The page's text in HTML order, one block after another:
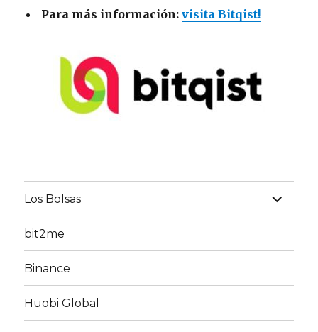
Para más información:visita Bitqist!
Los Bolsas
expand
child
menu
bit2me
Binance
Huobi Global